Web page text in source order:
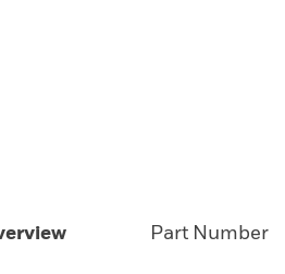
Part Number